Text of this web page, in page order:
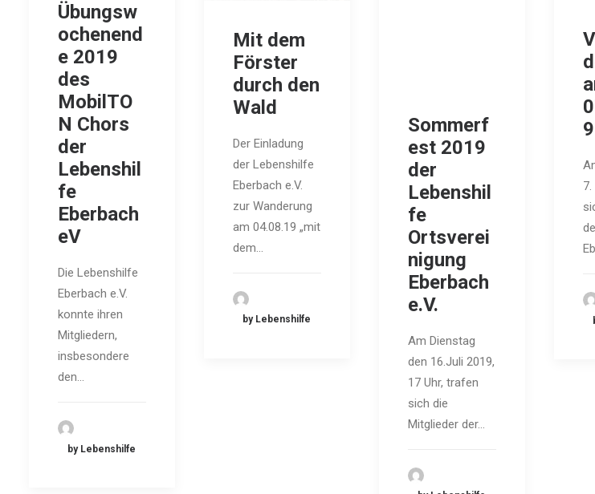
Übungsw
ochenend
e 2019
des
MobilTO
N Chors
der
Lebenshil
fe
Eberbach
eV
Die Lebenshilfe
Eberbach e.V.
konnte ihren
Mitgliedern,
insbesondere
den…
by Lebenshilfe
Mit dem
Förster
durch den
Wald
Der Einladung
der Lebenshilfe
Eberbach e.V.
zur Wanderung
am 04.08.19 „mit
dem…
by Lebenshilfe
Sommerf
est 2019
der
Lebenshil
fe
Ortsverei
nigung
Eberbach
e.V.
Am Dienstag
den 16.Juli 2019,
17 Uhr, trafen
sich die
Mitglieder der…
9